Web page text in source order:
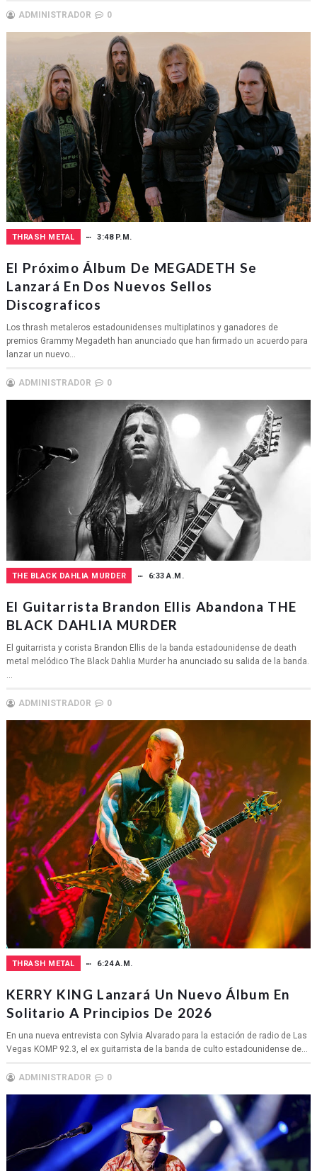
ADMINISTRADOR 0
THRASH METAL 3:48 P.M.
El Próximo Álbum De MEGADETH Se
Lanzará En Dos Nuevos Sellos
Discograficos
Los thrash metaleros estadounidenses multiplatinos y ganadores de
premios Grammy Megadeth han anunciado que han firmado un acuerdo para
lanzar un nuevo...
ADMINISTRADOR 0
THE BLACK DAHLIA MURDER 6:33 A.M.
El Guitarrista Brandon Ellis Abandona THE
BLACK DAHLIA MURDER
El guitarrista y corista Brandon Ellis de la banda estadounidense de death
metal melódico The Black Dahlia Murder ha anunciado su salida de la banda.
...
ADMINISTRADOR 0
THRASH METAL 6:24 A.M.
KERRY KING Lanzará Un Nuevo Álbum En
Solitario A Principios De 2026
En una nueva entrevista con Sylvia Alvarado para la estación de radio de Las
Vegas KOMP 92.3, el ex guitarrista de la banda de culto estadounidense de...
ADMINISTRADOR 0